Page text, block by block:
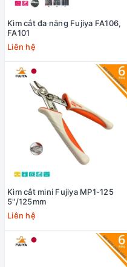
Kìm cắt đa năng Fujiya FA106,
FA101
Liên hệ
Kìm cắt mini Fujiya MP1-125
5"/125mm
Liên hệ